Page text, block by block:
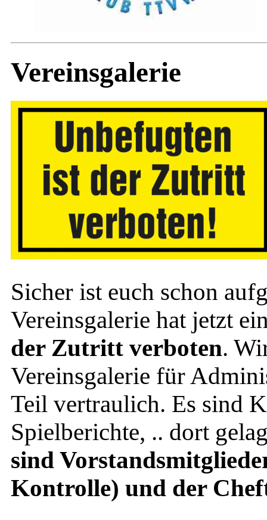
Vereinsgalerie
Sicher ist euch schon
Vereinsgalerie hat jetzt
der Zutritt verboten.
Vereinsgalerie für
Teil vertraulich. Es sind
Spielberichte, .. dort
sind
Kontrolle) und der